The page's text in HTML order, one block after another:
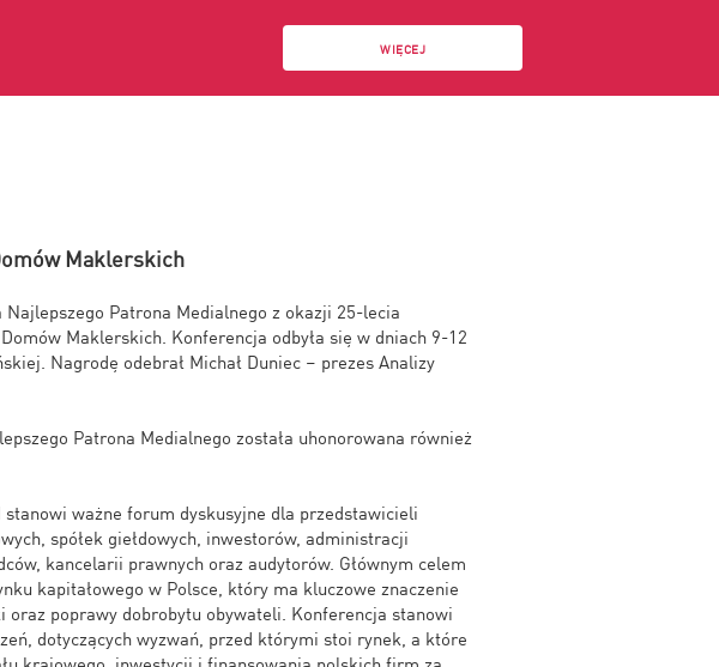
WIĘCEJ
Maklerskich
Patrona Medialnego z okazji 25-lecia
Maklerskich. Konferencja odbyła się w dniach 9-12
Nagrodę odebrał Michał Duniec – prezes Analizy
Patrona Medialnego została uhonorowana również
ważne forum dyskusyjne dla przedstawicieli
spółek giełdowych, inwestorów, administracji
kancelarii prawnych oraz audytorów. Głównym celem
kapitałowego w Polsce, który ma kluczowe znaczenie
oraz poprawy dobrobytu obywateli. Konferencja stanowi
dotyczących wyzwań, przed którymi stoi rynek, a które